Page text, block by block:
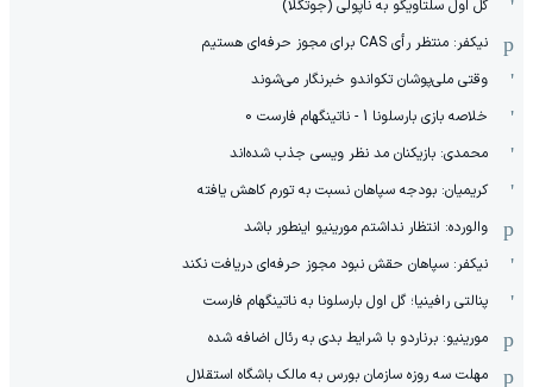
گل اول سلتاویگو به ناپولی (جوتگلا)
نیکفر: منتظر رأی CAS برای مجوز حرفه‌ای هستیم
وقتی ملی‌پوشان تکواندو خبرنگار می‌شوند
خلاصه بازی بارسلونا 1 - ناتینگهام فارست 0
محمدی: بازیکنان مد نظر ویسی جذب شده‌اند
کریمیان: بودجه سپاهان نسبت به تورم کاهش یافته
والورده: انتظار نداشتم مورینیو اینطور باشد
نیکفر: سپاهان حقش نبود مجوز حرفه‌ای دریافت نکند
پنالتی رافینیا؛ گل اول بارسلونا به ناتینگهام فارست
مورینیو: برناردو با شرایط بدی به رئال اضافه شده
مهلت سه روزه سازمان بورس به مالک باشگاه استقلال